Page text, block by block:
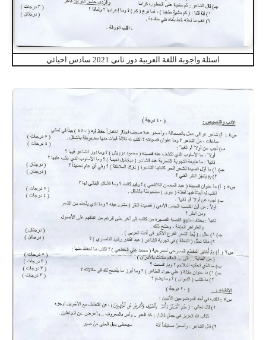
اسئلة واجوبة اللغة العربية دور ثاني 2021 سادس احيائي